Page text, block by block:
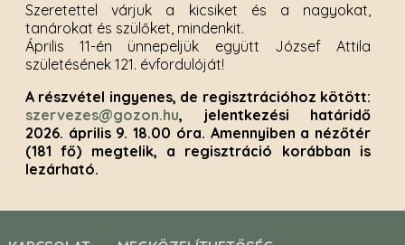
Szeretettel várjuk a kicsiket és a nagyokat,
tanárokat és szülőket, mindenkit.
Április 11-én ünnepeljük együtt József Attila
születésének 121. évfordulóját!
A részvétel ingyenes, de regisztrációhoz kötött:
szervezes@gozon.hu, jelentkezési határidő
2026. április 9. 18.00 óra. Amennyiben a nézőtér
(181 fő) megtelik, a regisztráció korábban is
lezárható.